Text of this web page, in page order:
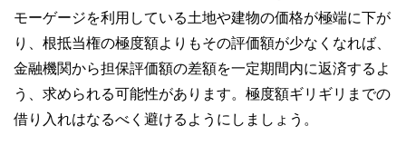
モーゲージを利用している土地や建物の価格が極端に下が
り、根抵当権の極度額よりもその評価額が少なくなれば、
金融機関から担保評価額の差額を一定期間内に返済するよ
う、求められる可能性があります。極度額ギリギリまでの
借り入れはなるべく避けるようにしましょう。